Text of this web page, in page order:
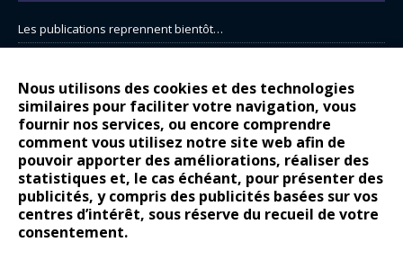
Nous utilisons des cookies et des technologies
similaires pour faciliter votre navigation, vous
fournir nos services, ou encore comprendre
comment vous utilisez notre site web afin de
pouvoir apporter des améliorations, réaliser des
statistiques et, le cas échéant, pour présenter des
publicités, y compris des publicités basées sur vos
centres d’intérêt, sous réserve du recueil de votre
consentement.
Les publications reprennent bientôt…
14 juillet : nouveau film de marque pour Citroën
Renault Espace : voyage, voyage…
Peugeot E-208 GTi : naissance d’une légende
COMMENTAIRES RÉCENTS
Bernard DardartdansDacia Sandero : pour les gens vrais